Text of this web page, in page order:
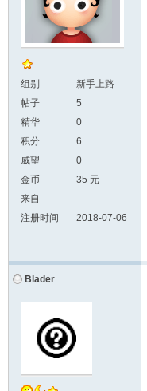
组别
新手上路
帖子
5
精华
0
积分
6
威望
0
金币
35 元
来自
注册时间
2018-07-06
Blader